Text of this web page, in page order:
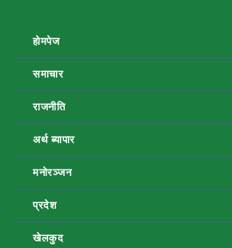
होमपेज
समाचार
राजनीति
अर्थ ब्यापार
मनोरञ्जन
प्रदेश
खेलकुद